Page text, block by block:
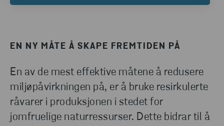
EN NY MÅTE Å SKAPE FREMTIDEN PÅ
En av de mest effektive måtene å redusere
miljøpåvirkningen på, er å bruke resirkulerte
råvarer i produksjonen i stedet for
jomfruelige naturressurser. Dette bidrar til å
andre spørsmål. Fyll ut kontaktskjemaet, så
TA KONTAKT MED OSS